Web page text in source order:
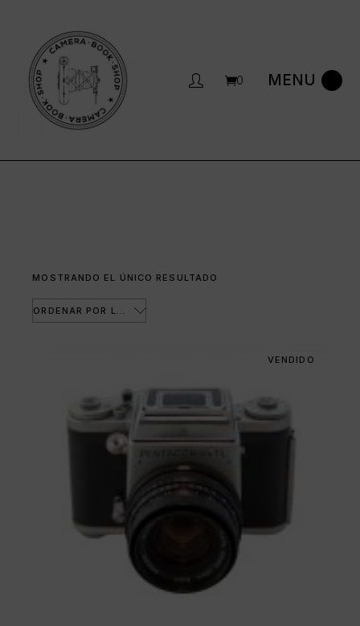
0
MOSTRANDO EL ÚNICO RESULTADO
VENDIDO